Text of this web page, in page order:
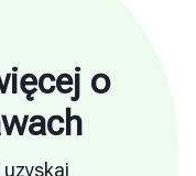
o
uzyskaj